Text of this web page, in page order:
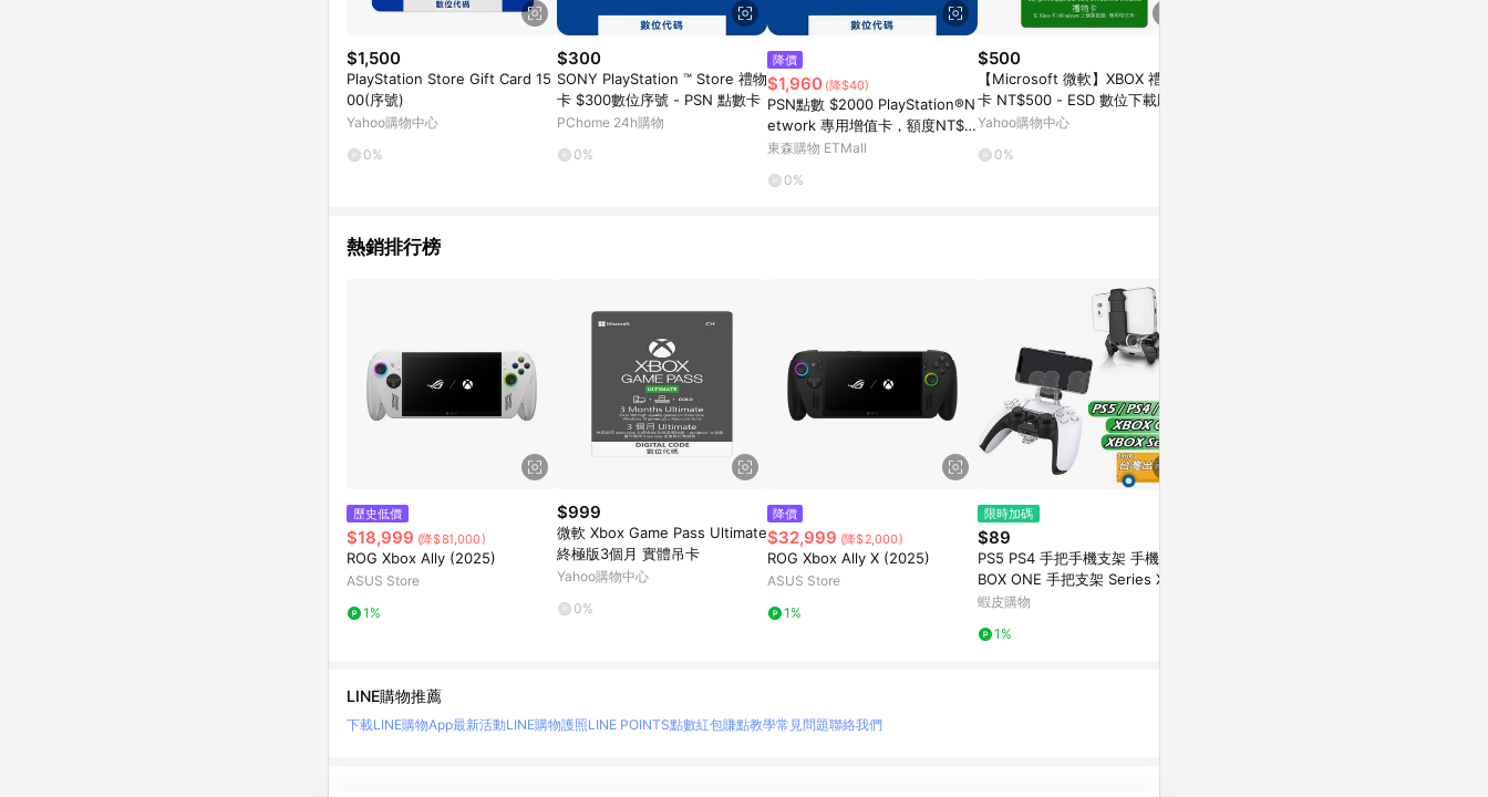
$1,500
PlayStation Store Gift Card 15
00(序號)
Yahoo購物中心
0%
$300
SONY PlayStation ™ Store 禮物
卡 $300數位序號 - PSN 點數卡
PChome 24h購物
0%
降價
$1,960 (降$40)
PSN點數 $2000 PlayStation®N
etwork 專用增值卡，額度NT$2
000
東森購物 ETMall
0%
$500
【Microsoft 微軟】XBOX 禮物
卡 NT$500 - ESD 數位下載版
(K4W-00302) -可於Windows市
Yahoo購物中心
0%
熱銷排行榜
歷史低價
$18,999 (降$81,000)
ROG Xbox Ally (2025)
ASUS Store
1%
$999
微軟 Xbox Game Pass Ultimate
終極版3個月 實體吊卡
Yahoo購物中心
0%
降價
$32,999 (降$2,000)
ROG Xbox Ally X (2025)
ASUS Store
1%
限時加碼
$89
PS5 PS4 手把手機支架 手機夾 X
BOX ONE 手把支架 Series X S
安卓 蘋果 遊戲 PS3 手機架
蝦皮購物
1%
LINE購物推薦
下載LINE購物App最新活動LINE購物護照LINE POINTS點數紅包賺點教學常見問題聯絡我們